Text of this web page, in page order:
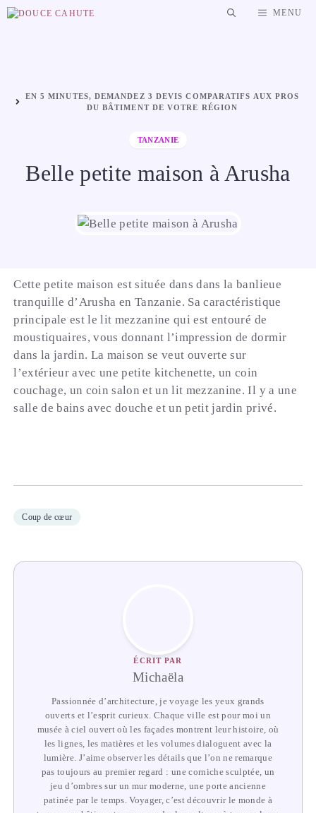
Aller
MENU
EN 5 MINUTES, DEMANDEZ 3 DEVIS COMPARATIFS AUX PROS
DU BÂTIMENT DE VOTRE RÉGION
TANZANIE
Belle petite maison à Arusha
Cette petite maison est située dans dans la banlieue
tranquille d’Arusha en Tanzanie. Sa caractéristique
principale est le lit mezzanine qui est entouré de
moustiquaires, vous donnant l’impression de dormir
dans la jardin. La maison se veut ouverte sur
l’extérieur avec une petite kitchenette, un coin
couchage, un coin salon et un lit mezzanine. Il y a une
salle de bains avec douche et un petit jardin privé.
Coup de cœur
ÉCRIT PAR
Michaëla
Passionnée d’architecture, je voyage les yeux grands
ouverts et l’esprit curieux. Chaque ville est pour moi un
musée à ciel ouvert où les façades montrent leur histoire, où
les lignes, les matières et les volumes dialoguent avec la
lumière. J’aime observer les détails que l’on ne remarque
pas toujours au premier regard : une corniche sculptée, un
jeu d’ombres sur un mur moderne, une porte ancienne
patinée par le temps. Voyager, c’est découvrir le monde à